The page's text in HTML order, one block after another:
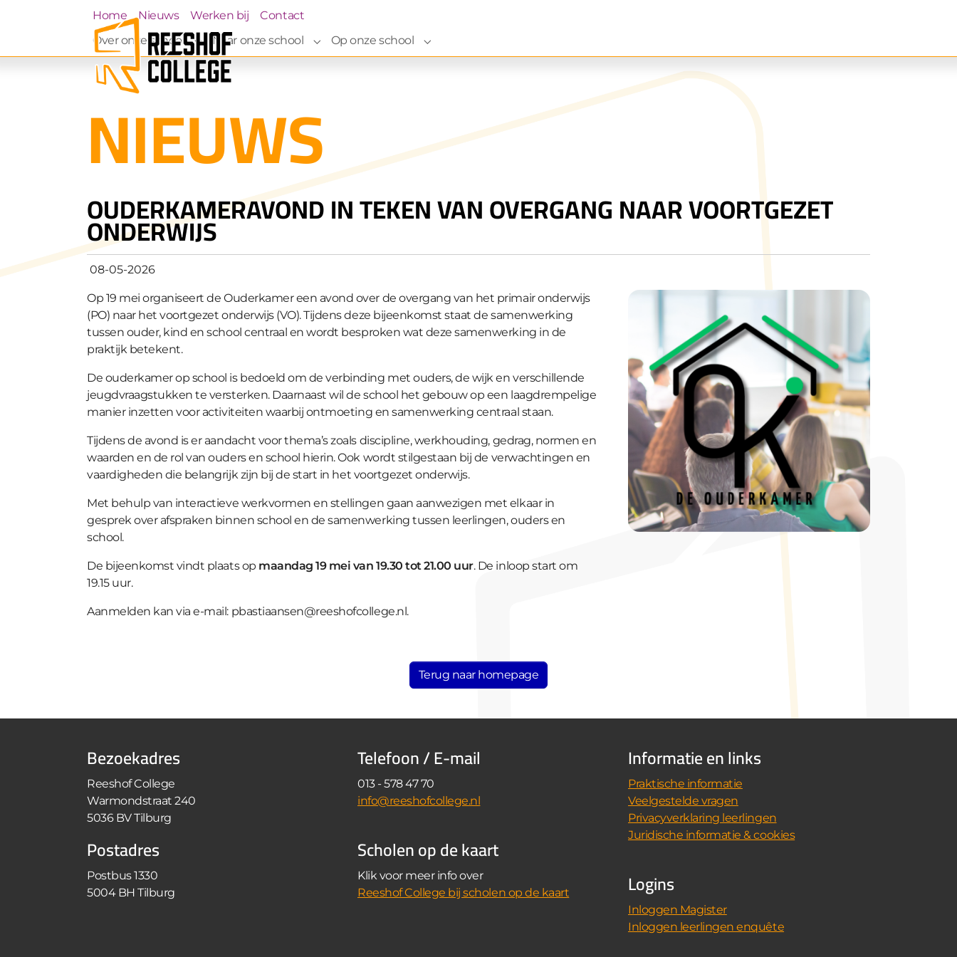
Skip to main navigation
Skip to main content
Skip to page footer
Home Nieuws(current)
Werken bij
Contact
Over onze school
Submenu for "Over onze school"
Naar onze school Submenu for "Naar onze school"
Op onze school Submenu for "Op onze school"
NIEUWS
OUDERKAMERAVOND IN TEKEN VAN OVERGANG NAAR VOORTGEZET
ONDERWIJS
08-05-2026
Op 19 mei organiseert de Ouderkamer een avond over de overgang van het primair onderwijs
(PO) naar het voortgezet onderwijs (VO). Tijdens deze bijeenkomst staat de samenwerking
tussen ouder, kind en school centraal en wordt besproken wat deze samenwerking in de
praktijk betekent.
De ouderkamer op school is bedoeld om de verbinding met ouders, de wijk en verschillende
jeugdvraagstukken te versterken. Daarnaast wil de school het gebouw op een laagdrempelige
manier inzetten voor activiteiten waarbij ontmoeting en samenwerking centraal staan.
Tijdens de avond is er aandacht voor thema’s zoals discipline, werkhouding, gedrag, normen en
waarden en de rol van ouders en school hierin. Ook wordt stilgestaan bij de verwachtingen en
vaardigheden die belangrijk zijn bij de start in het voortgezet onderwijs.
Met behulp van interactieve werkvormen en stellingen gaan aanwezigen met elkaar in
gesprek over afspraken binnen school en de samenwerking tussen leerlingen, ouders en
school.
De bijeenkomst vindt plaats op maandag 19 mei van 19.30 tot 21.00 uur. De inloop start om
19.15 uur.
Aanmelden kan via e-mail: pbastiaansen@reeshofcollege.nl.
Terug naar homepage
Bezoekadres
Reeshof College
Warmondstraat 240
5036 BV Tilburg
Postadres
Postbus 1330
5004 BH Tilburg
Telefoon / E-mail
013 - 578 47 70
info@reeshofcollege.nl
Scholen op de kaart
Klik voor meer info over
Reeshof College bij scholen op de kaart
Informatie en links
Praktische informatie
Veelgestelde vragen
Privacyverklaring leerlingen
Juridische informatie & cookies
Logins
Inloggen Magister
Inloggen leerlingen enquête